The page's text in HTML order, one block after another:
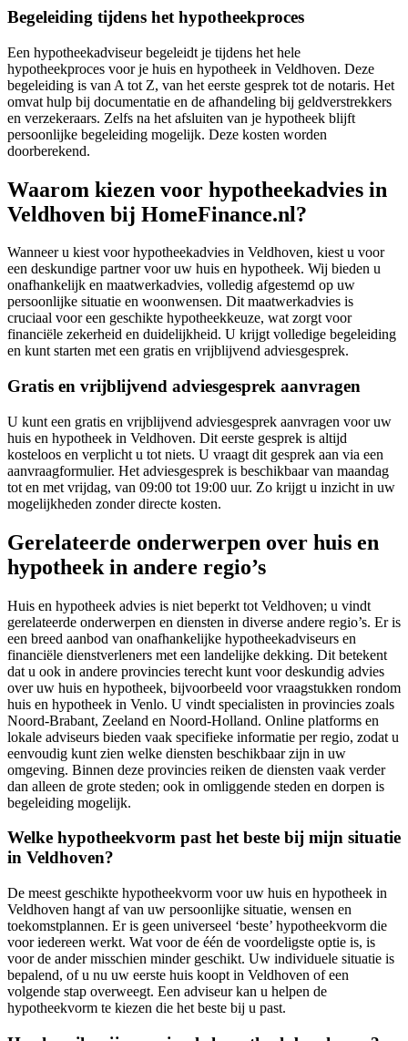
Begeleiding tijdens het hypotheekproces
Een hypotheekadviseur begeleidt je tijdens het hele
hypotheekproces voor je huis en hypotheek in Veldhoven. Deze
begeleiding is van A tot Z, van het eerste gesprek tot de notaris. Het
omvat hulp bij documentatie en de afhandeling bij geldverstrekkers
en verzekeraars. Zelfs na het afsluiten van je hypotheek blijft
persoonlijke begeleiding mogelijk. Deze kosten worden
doorberekend.
Waarom kiezen voor hypotheekadvies in
Veldhoven bij HomeFinance.nl?
Wanneer u kiest voor hypotheekadvies in Veldhoven, kiest u voor
een deskundige partner voor uw huis en hypotheek. Wij bieden u
onafhankelijk en maatwerkadvies, volledig afgestemd op uw
persoonlijke situatie en woonwensen. Dit maatwerkadvies is
cruciaal voor een geschikte hypotheekkeuze, wat zorgt voor
financiële zekerheid en duidelijkheid. U krijgt volledige begeleiding
en kunt starten met een gratis en vrijblijvend adviesgesprek.
Gratis en vrijblijvend adviesgesprek aanvragen
U kunt een gratis en vrijblijvend adviesgesprek aanvragen voor uw
huis en hypotheek in Veldhoven. Dit eerste gesprek is altijd
kosteloos en verplicht u tot niets. U vraagt dit gesprek aan via een
aanvraagformulier. Het adviesgesprek is beschikbaar van maandag
tot en met vrijdag, van 09:00 tot 19:00 uur. Zo krijgt u inzicht in uw
mogelijkheden zonder directe kosten.
Gerelateerde onderwerpen over huis en
hypotheek in andere regio’s
Huis en hypotheek advies is niet beperkt tot Veldhoven; u vindt
gerelateerde onderwerpen en diensten in diverse andere regio’s. Er is
een breed aanbod van onafhankelijke hypotheekadviseurs en
financiële dienstverleners met een landelijke dekking. Dit betekent
dat u ook in andere provincies terecht kunt voor deskundig advies
over uw huis en hypotheek, bijvoorbeeld voor vraagstukken rondom
huis en hypotheek in Venlo. U vindt specialisten in provincies zoals
Noord-Brabant, Zeeland en Noord-Holland. Online platforms en
lokale adviseurs bieden vaak specifieke informatie per regio, zodat u
eenvoudig kunt zien welke diensten beschikbaar zijn in uw
omgeving. Binnen deze provincies reiken de diensten vaak verder
dan alleen de grote steden; ook in omliggende steden en dorpen is
begeleiding mogelijk.
Welke hypotheekvorm past het beste bij mijn situatie
in Veldhoven?
De meest geschikte hypotheekvorm voor uw huis en hypotheek in
Veldhoven hangt af van uw persoonlijke situatie, wensen en
toekomstplannen. Er is geen universeel ‘beste’ hypotheekvorm die
voor iedereen werkt. Wat voor de één de voordeligste optie is, is
voor de ander misschien minder geschikt. Uw individuele situatie is
bepalend, of u nu uw eerste huis koopt in Veldhoven of een
volgende stap overweegt. Een adviseur kan u helpen de
hypotheekvorm te kiezen die het beste bij u past.